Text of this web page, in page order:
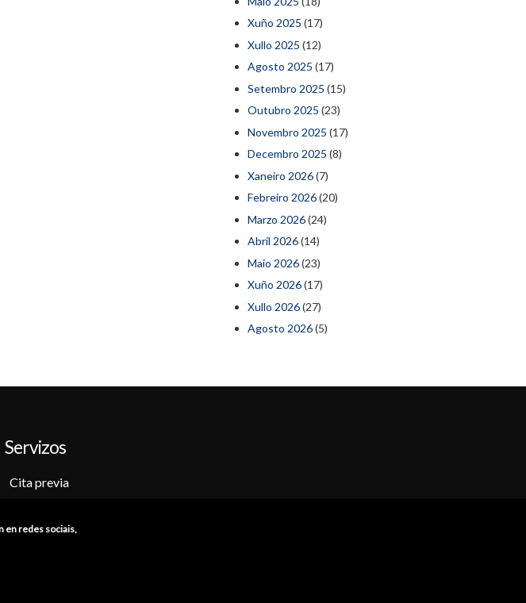
Xuño 2025 (17)
Xullo 2025 (12)
Agosto 2025 (17)
Setembro 2025 (15)
Outubro 2025 (23)
Novembro 2025 (17)
Decembro 2025 (8)
Xaneiro 2026(7)
Febreiro 2026(20)
Marzo 2026(24)
Abril 2026(14)
Maio 2026(23)
Xuño 2026(17)
Xullo 2026(27)
Agosto 2026(5)
Servizos
Cita previa
Catálogo de trámites
en redes sociais,